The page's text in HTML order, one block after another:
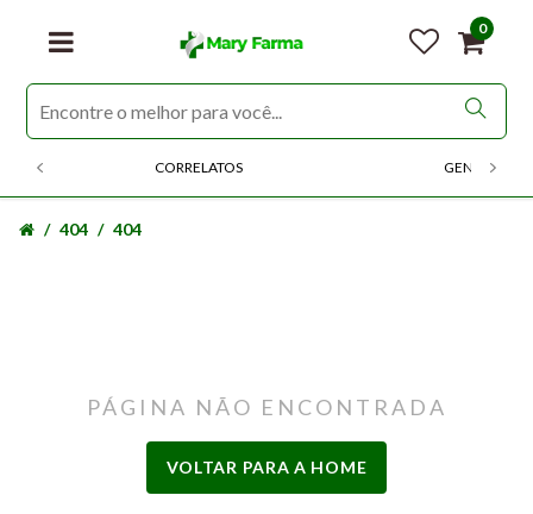
0
CORRELATOS GENERICOS
404 404
PÁGINA NÃO ENCONTRADA
VOLTAR PARA A HOME